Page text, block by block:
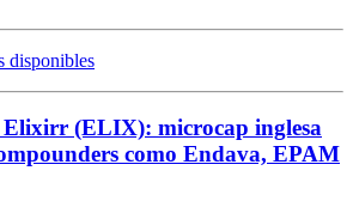
disponibles
Elixirr (ELIX): microcap inglesa
como Endava, EPAM